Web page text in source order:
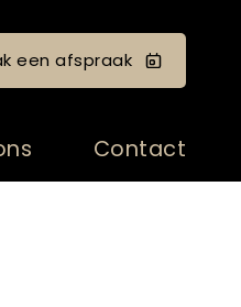
een afspraak
Contact